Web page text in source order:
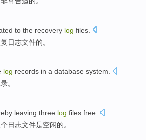
to the recovery log files.
日志文件的。
log records in a database system.
。
leaving three log files free.
日志文件是空闲的。